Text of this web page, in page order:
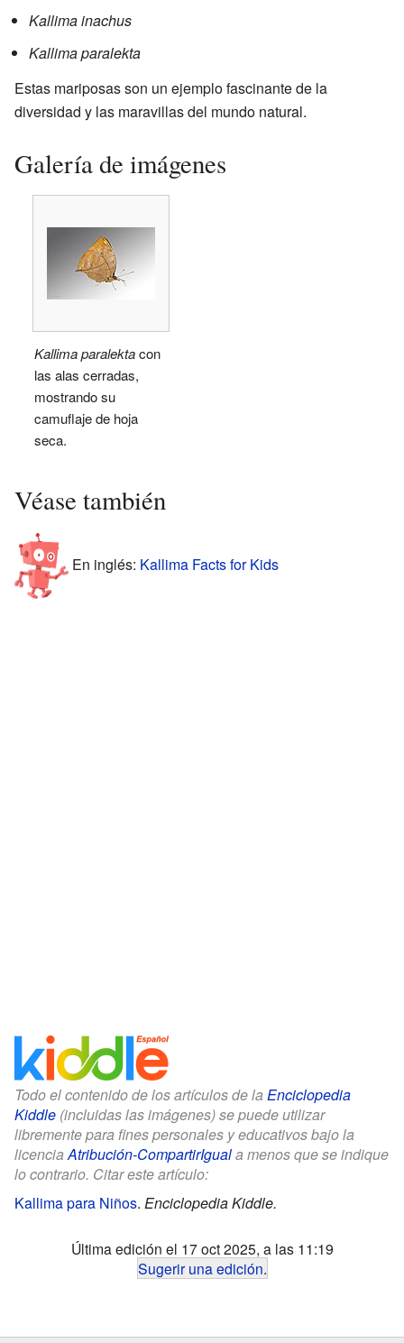
Kallima inachus
Kallima paralekta
Estas mariposas son un ejemplo fascinante de la
diversidad y las maravillas del mundo natural.
Galería de imágenes
Kallima paralektacon
las alas cerradas,
mostrando su
camuflaje de hoja
seca.
Véase también
En inglés: Kallima Facts for Kids
Todo el contenido de los artículos de la Enciclopedia
Kiddle (incluidas las imágenes) se puede utilizar
libremente para fines personales y educativos bajo la
licenciaAtribución-CompartirIguala menos que se indique
lo contrario. Citar este artículo:
Kallima para Niños. Enciclopedia Kiddle.
Última edición el 17 oct 2025, a las 11:19
Sugerir una edición.